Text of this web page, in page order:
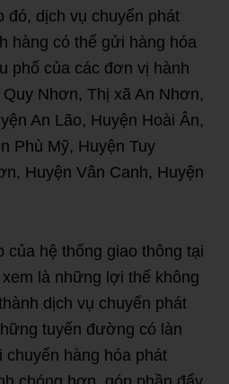
đó, dịch vụ chuyển phát
hàng có thể gửi hàng hóa
phố của các đơn vị hành
Nhơn, Thị xã An Nhơn,
An Lão, Huyện Hoài Ân,
Phù Mỹ, Huyện Tuy
Huyện Vân Canh, Huyện
của hệ thống giao thông tại
là những lợi thế không
dịch vụ chuyển phát
tuyến đường có làn
chuyển hàng hóa phát